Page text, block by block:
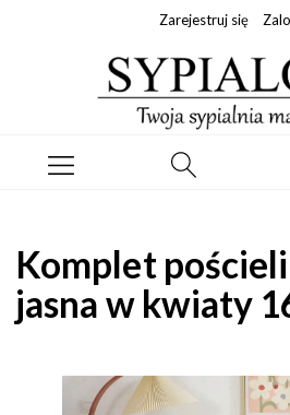
Zarejestruj się
Komplet
jasna w kwiaty